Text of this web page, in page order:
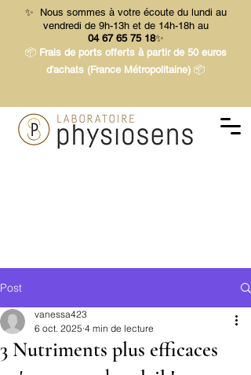
✨ Nous sommes à votre écoute du lundi au
vendredi de 9h-13h et de 14h-18h au
04 67 65 75 18✨
📦 Frais de ports offerts à partir de 50 euros
d'achats (France Métropolitaine) 📦
Post
3 Nutriments plus efficaces
vanessa423
6 oct. 2025 4 min de lecture